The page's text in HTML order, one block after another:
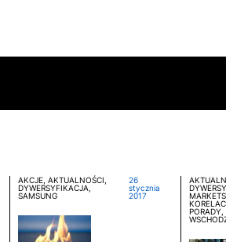
AKCJE, AKTUALNOŚCI,
DYWERSYFIKACJA,
SAMSUNG
26
stycznia
2017
PORADY,